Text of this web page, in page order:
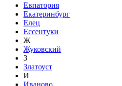
Евпатория
Екатеринбург
Елец
Ессентуки
Ж
Жуковский
З
Златоуст
И
Иваново